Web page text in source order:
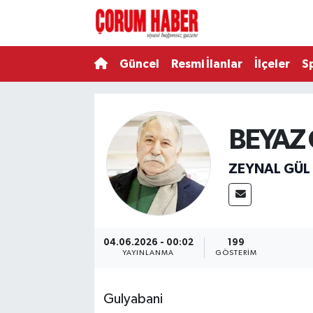
Güncel Resmi İlanlar İlçeler
ZEYNAL GÜL
04.06.2026 - 00:02
YAYINLANMA
199
GÖSTERIM
Gulyabani
Çorum Namaz Vakitleri
Trafik Durumu
Süper Lig Puan Durumu ve Fikstür
Haber Arşivi